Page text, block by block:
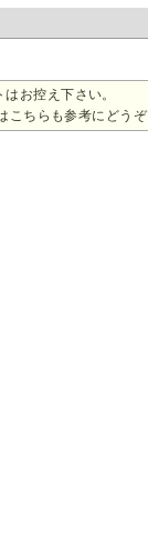
お控え下さい。
こちらも参考にどう